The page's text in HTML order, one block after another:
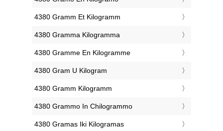
‎4380 Gramm Et Kilogramm
‎4380 Gramma Kilogramma
‎4380 Gramme En Kilogramme
‎4380 Gram U Kilogram
‎4380 Gramm Kilogramm
‎4380 Grammo In Chilogrammo
‎4380 Gramas Iki Kilogramas